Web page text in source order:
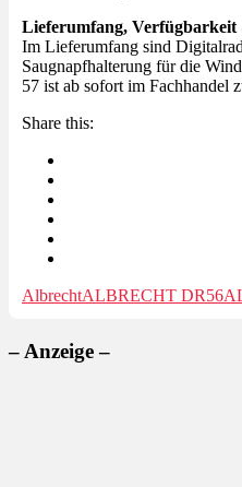
Lieferumfang, Verfügbarkeit
Im Lieferumfang sind
Saugnapfhalterung für die
57 ist ab sofort im Fachhandel
Share this:
AlbrechtALBRECHT DR56
– Anzeige –